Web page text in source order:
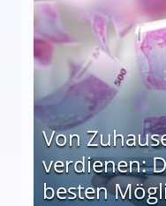
Von
verdienen:
besten